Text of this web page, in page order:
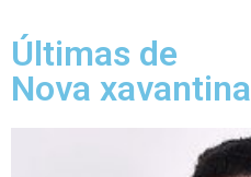
Últimas de
Nova xavantina